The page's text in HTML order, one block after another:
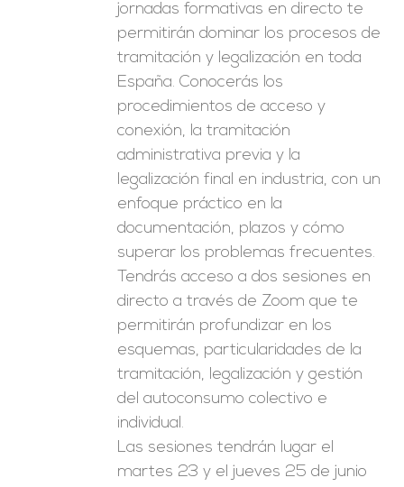
246,00€.149,00€.
jornadas formativas en directo te
permitirán dominar los procesos de
tramitación y legalización en toda
España. Conocerás los
procedimientos de acceso y
conexión, la tramitación
administrativa previa y la
legalización final en industria, con un
enfoque práctico en la
documentación, plazos y cómo
superar los problemas frecuentes.
Tendrás acceso a dos sesiones en
directo a través de Zoom que te
permitirán profundizar en los
esquemas, particularidades de la
tramitación, legalización y gestión
del autoconsumo colectivo e
individual.
Las sesiones tendrán lugar el
martes 23 y el jueves 25 de junio